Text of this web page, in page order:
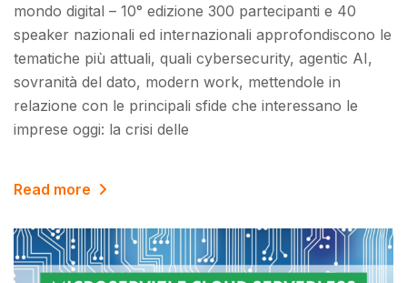
mondo digital – 10° edizione 300 partecipanti e 40
speaker nazionali ed internazionali approfondiscono le
tematiche più attuali, quali cybersecurity, agentic AI,
sovranità del dato, modern work, mettendole in
relazione con le principali sfide che interessano le
imprese oggi: la crisi delle
Read more